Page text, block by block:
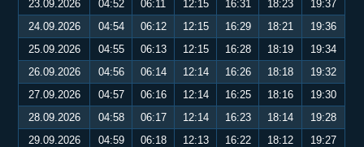
23.09.2026
04:52 06:11 12:15 16:31 18:23
19:37
24.09.2026
04:54 06:12 12:15 16:29 18:21
19:36
25.09.2026
04:55 06:13 12:15 16:28 18:19
19:34
26.09.2026
04:56 06:14 12:14 16:26 18:18
19:32
27.09.2026
04:57 06:16 12:14 16:25 18:16
19:30
28.09.2026
04:58 06:17 12:14 16:23 18:14
19:28
29.09.2026
04:59 06:18 12:13 16:22 18:12
19:27